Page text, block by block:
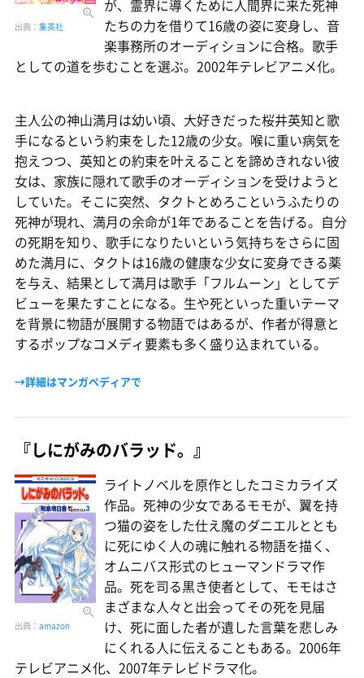
出典： 集英社
が、霊界に導くために人間界に来た死神
たちの力を借りて16歳の姿に変身し、音
楽事務所のオーディションに合格。歌手
としての道を歩むことを選ぶ。2002年テレビアニメ化。
主人公の神山満月は幼い頃、大好きだった桜井英知と歌
手になるという約束をした12歳の少女。喉に重い病気を
抱えつつ、英知との約束を叶えることを諦めきれない彼
女は、家族に隠れて歌手のオーディションを受けようと
していた。そこに突然、タクトとめろこというふたりの
死神が現れ、満月の余命が1年であることを告げる。自分
の死期を知り、歌手になりたいという気持ちをさらに固
めた満月に、タクトは16歳の健康な少女に変身できる薬
を与え、結果として満月は歌手「フルムーン」としてデ
ビューを果たすことになる。生や死といった重いテーマ
を背景に物語が展開する物語ではあるが、作者が得意と
するポップなコメディ要素も多く盛り込まれている。
→詳細はマンガペディアで
『しにがみのバラッド。』
出典： amazon
ライトノベルを原作としたコミカライズ
作品。死神の少女であるモモが、翼を持
つ猫の姿をした仕え魔のダニエルととも
に死にゆく人の魂に触れる物語を描く、
オムニバス形式のヒューマンドラマ作
品。死を司る黒き使者として、モモはさ
まざまな人々と出会ってその死を見届
け、死に面した者が遺した言葉を悲しみ
にくれる人に伝えることもある。2006年
テレビアニメ化、2007年テレビドラマ化。